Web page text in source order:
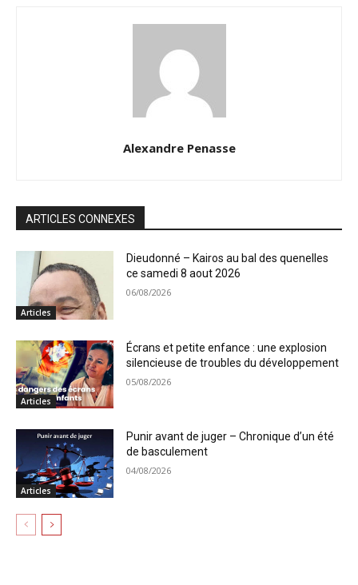
Alexandre Penasse
ARTICLES CONNEXES
Articles
Dieudonné – Kairos au bal des quenelles
ce samedi 8 aout 2026
06/08/2026
Articles
Écrans et petite enfance : une explosion
silencieuse de troubles du développement
05/08/2026
Articles
Punir avant de juger – Chronique d’un été
de basculement
04/08/2026